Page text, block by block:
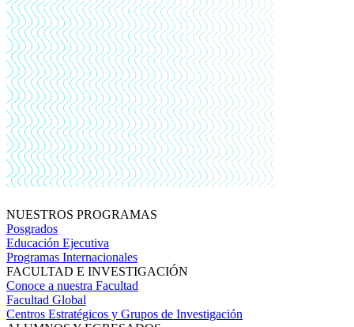
NUESTROS PROGRAMAS
Posgrados
Educación Ejecutiva
Programas Internacionales
FACULTAD E INVESTIGACIÓN
Conoce a nuestra Facultad
Facultad Global
Centros Estratégicos y Grupos de Investigación